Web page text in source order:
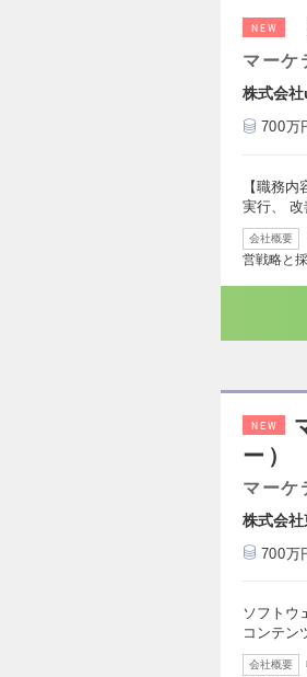
NEW
マーケ
株式会
700万
【職務
実行、 改
会社概要
営戦略と
NEW
ー）
マーケ
株式会
700万
ソフトウ
コンテン
会社概要